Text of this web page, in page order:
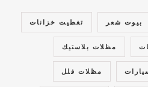
بيوت شعر تغطيت خزانات
مظلات بلاستيك
مظلات فلل